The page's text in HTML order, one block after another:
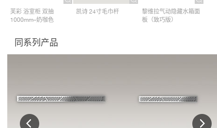
芙彩 浴室柜 双抽
1000mm–奶咖色
凯诗 24寸毛巾杆​
黎维拉气动隐藏水箱面
板（致巧版）
同系列产品